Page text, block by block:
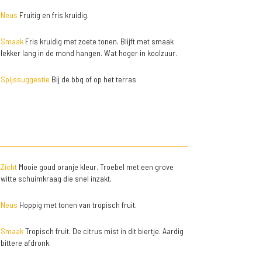
Neus Fruitig en fris kruidig.
SmaakFris kruidig met zoete tonen. Blijft met smaak
lekker lang in de mond hangen. Wat hoger in koolzuur.
Spijssuggestie Bij de bbq of op het terras
ZichtMooie goud oranje kleur. Troebel met een grove
witte schuimkraag die snel inzakt.
Neus Hoppig met tonen van tropisch fruit.
SmaakTropisch fruit. De citrus mist in dit biertje. Aardig
bittere afdronk.